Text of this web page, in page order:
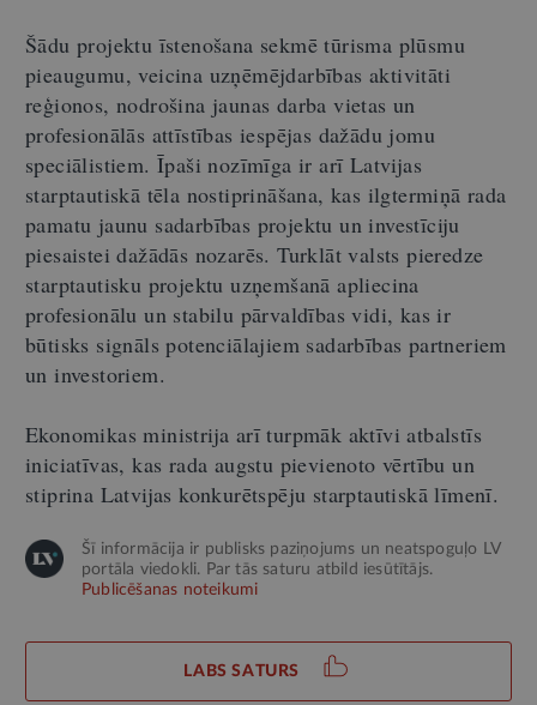
Šādu projektu īstenošana sekmē tūrisma plūsmu
pieaugumu, veicina uzņēmējdarbības aktivitāti
reģionos, nodrošina jaunas darba vietas un
profesionālās attīstības iespējas dažādu jomu
speciālistiem. Īpaši nozīmīga ir arī Latvijas
starptautiskā tēla nostiprināšana, kas ilgtermiņā rada
pamatu jaunu sadarbības projektu un investīciju
piesaistei dažādās nozarēs. Turklāt valsts pieredze
starptautisku projektu uzņemšanā apliecina
profesionālu un stabilu pārvaldības vidi, kas ir
būtisks signāls potenciālajiem sadarbības partneriem
un investoriem.
Ekonomikas ministrija arī turpmāk aktīvi atbalstīs
iniciatīvas, kas rada augstu pievienoto vērtību un
stiprina Latvijas konkurētspēju starptautiskā līmenī.
Šī informācija ir publisks paziņojums un neatspoguļo LV
portāla viedokli. Par tās saturu atbild iesūtītājs.
Publicēšanas noteikumi
LABS SATURS